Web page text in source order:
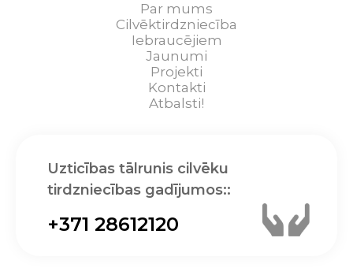
Par mums
Cilvēktirdzniecība
Iebraucējiem
Jaunumi
Projekti
Kontakti
Atbalsti!
Uzticības tālrunis cilvēku
tirdzniecības gadījumos::
+371 28612120